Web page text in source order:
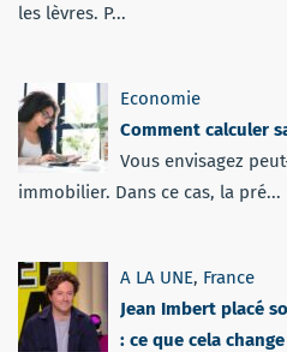
les lèvres. P...
Economie
Comment calculer
Vous envisagez
immobilier. Dans ce cas, la pré...
A LA UNE, France
Jean Imbert placé
: ce que cela change